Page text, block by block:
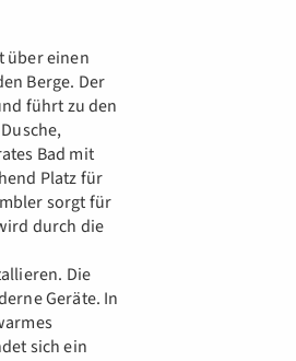
über einen
Berge. Der
führt zu den
Bad mit
Platz für
sorgt für
durch die
Die
Geräte. In
sich ein